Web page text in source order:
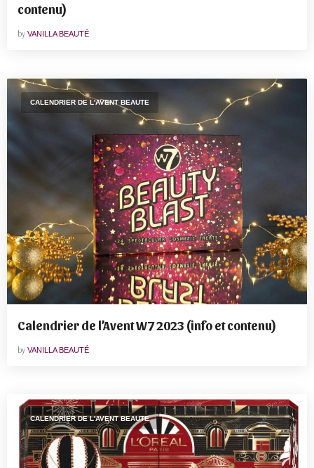
contenu)
by VANILLA BEAUTÉ
CALENDRIER DE L'AVENT BEAUTE
Calendrier de l’Avent W7 2023 (info et contenu)
by VANILLA BEAUTÉ
CALENDRIER DE L'AVENT BEAUTE